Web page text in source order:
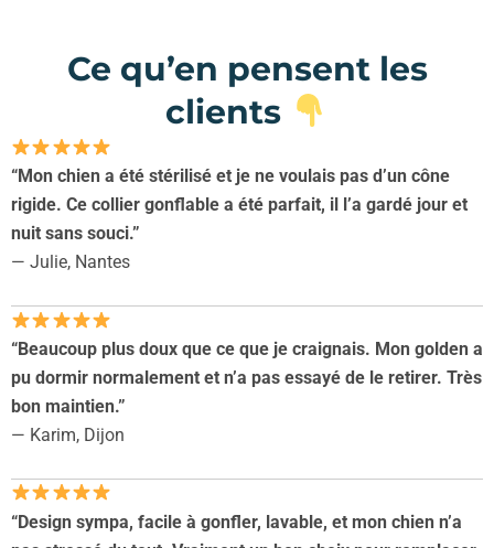
Ce qu’en pensent les
clients
“Mon chien a été stérilisé et je ne voulais pas d’un cône
rigide. Ce collier gonflable a été parfait, il l’a gardé jour et
nuit sans souci.”
— Julie, Nantes
“Beaucoup plus doux que ce que je craignais. Mon golden a
pu dormir normalement et n’a pas essayé de le retirer. Très
bon maintien.”
— Karim, Dijon
“Design sympa, facile à gonfler, lavable, et mon chien n’a